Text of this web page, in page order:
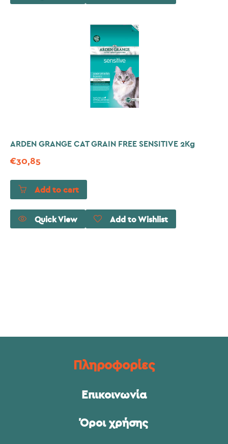
ARDEN GRANGE CAT GRAIN FREE SENSITIVE 2Kg
€30,85
Add to cart
Quick View Add to Wishlist
Πληροφορίες
Επικοινωνία
Όροι χρήσης